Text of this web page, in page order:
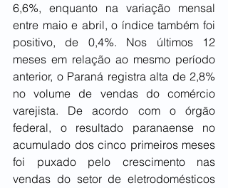
6,6%, enquanto na variação mensal
entre maio e abril, o índice também foi
positivo, de 0,4%. Nos últimos 12
meses em relação ao mesmo período
anterior, o Paraná registra alta de 2,8%
no volume de vendas do comércio
varejista. De acordo com o órgão
federal, o resultado paranaense no
acumulado dos cinco primeiros meses
foi puxado pelo crescimento nas
vendas do setor de eletrodomésticos